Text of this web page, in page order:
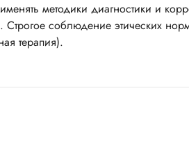
методики диагностики и
соблюдение этических
терапия).